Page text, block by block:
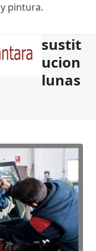
pintura.
sustit
ucion
lunas